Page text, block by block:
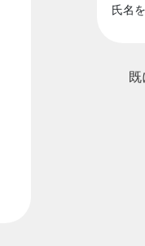
氏名